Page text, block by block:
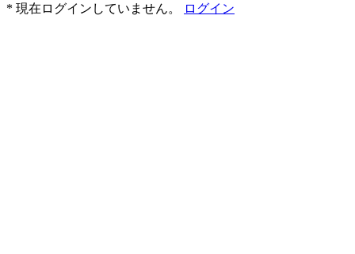
* 現在ログインしていません。
ログイン